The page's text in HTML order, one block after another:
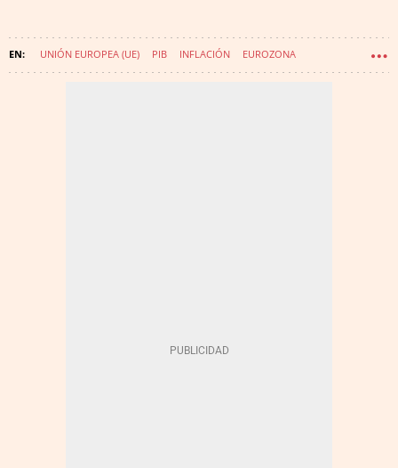
UNIÓN EUROPEA (UE) PIB INFLACIÓN EUROZONA